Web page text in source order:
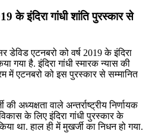
के इंदिरा गांधी शांति पुरस्कार से
एटनबरो को वर्ष 2019 के इंदिरा
गया है. इंदिरा गांधी स्मारक न्यास की
में एटनबरो को इस पुरस्कार से सम्मानित
की अध्यक्षता वाले अन्तर्राष्ट्रीय निर्णायक
के लिए इंदिरा गांधी पुरस्कार के
था. हाल ही में मुखर्जी का निधन हो गया.